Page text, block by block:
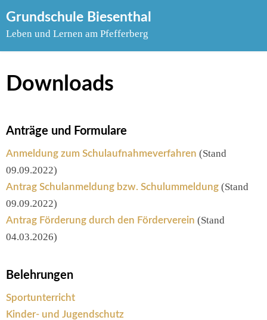
to
Grundschule Biesenthal
Leben und Lernen am Pfefferberg
Downloads
Anträge und Formulare
Anmeldung zum Schulaufnahmeverfahren (Stand
09.09.2022)
Antrag Schulanmeldung bzw. Schulummeldung (Stand
09.09.2022)
Antrag Förderung durch den Förderverein (Stand
04.03.2026)
Belehrungen
Sportunterricht
Kinder- und Jugendschutz